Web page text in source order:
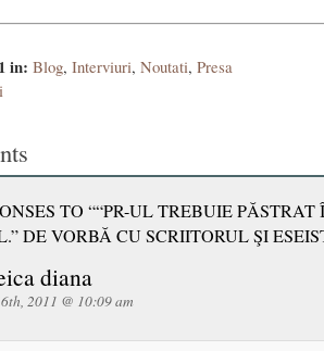
in: Blog, Interviuri, Noutati, Presa
TO ““PR-UL TREBUIE
DE VORBĂ CU SCRIITORUL ŞI
diana
2011 @ 10:09 am